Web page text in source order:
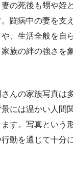
の死後も甥や姪
闘病中の妻を支
、生活全般を自
族の絆の強さを
んの家族写真は
には温かい人間
す。写真という
動を通じて十分